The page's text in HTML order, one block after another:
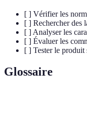
[ ] Vérifier les
[ ] Rechercher des
[ ] Analyser les
[ ] Évaluer les
[ ] Tester le produit
Glossaire